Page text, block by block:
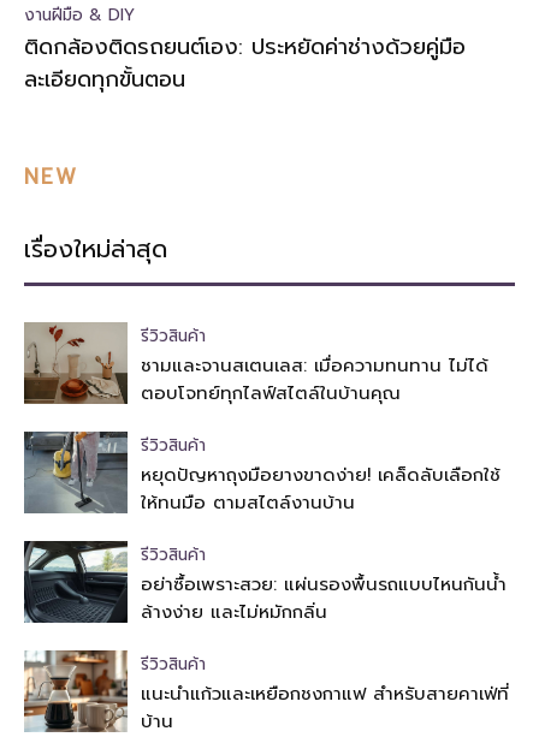
งานฝีมือ & DIY
ติดกล้องติดรถยนต์เอง: ประหยัดค่าช่างด้วยคู่มือ
ละเอียดทุกขั้นตอน
NEW
เรื่องใหม่ล่าสุด
รีวิวสินค้า
ชามและจานสเตนเลส: เมื่อความทนทาน ไม่ได้
ตอบโจทย์ทุกไลฟ์สไตล์ในบ้านคุณ
รีวิวสินค้า
หยุดปัญหาถุงมือยางขาดง่าย! เคล็ดลับเลือกใช้
ให้ทนมือ ตามสไตล์งานบ้าน
รีวิวสินค้า
อย่าซื้อเพราะสวย: แผ่นรองพื้นรถแบบไหนกันน้ำ
ล้างง่าย และไม่หมักกลิ่น
รีวิวสินค้า
แนะนำแก้วและเหยือกชงกาแฟ สำหรับสายคาเฟ่ที่
บ้าน